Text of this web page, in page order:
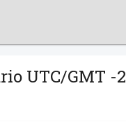
UTC/GMT -2